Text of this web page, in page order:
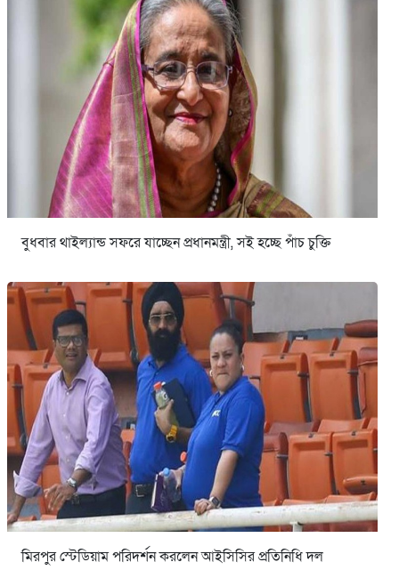
বুধবার থাইল্যান্ড সফরে যাচ্ছেন প্রধানমন্ত্রী, সই হচ্ছে পাঁচ চুক্তি
মিরপুর স্টেডিয়াম পরিদর্শন করলেন আইসিসির প্রতিনিধি দল